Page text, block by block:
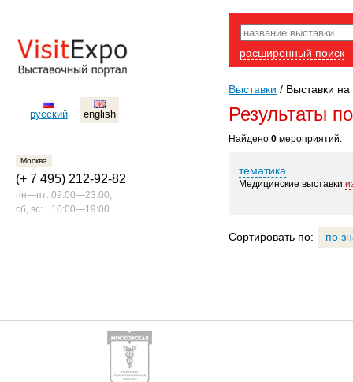
русский english
Москва
(+ 7 495) 212-92-82
пн—пт: 09:00—23:00;
сб, вс:
10:00—19:00
расширенный поиск
Выставки / Выставки на
Результаты
Найдено 0 мероприятий.
тематика
Медицинские выставки
Сортировать по: по